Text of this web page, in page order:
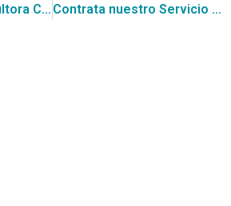
Contacta a la Consultora CGCE para participar en la licitación de Pack buen dormir Pack bienestar, valorada en $25.699.287.600 Contrata nuestro Servicio de Búsqueda de Oportunidades de Negocios de CGCE, el cual encontró esta Consulta al Mercado (RFI), para las Obras de Conservación para Estadio Fiscal de Talca, para Mundial Sub 20 de fútbol.